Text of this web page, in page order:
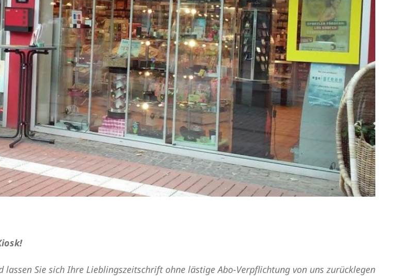
Sie sich Ihre Lieblingszeitschrift ohne lästige Abo-Verpflichtung von uns zurücklegen